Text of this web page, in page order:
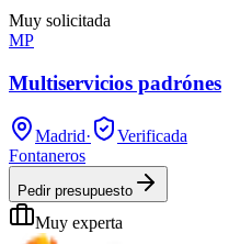
Muy solicitada
MP
Multiservicios padrónes
Madrid·
Verificada
Fontaneros
Pedir presupuesto
Muy experta